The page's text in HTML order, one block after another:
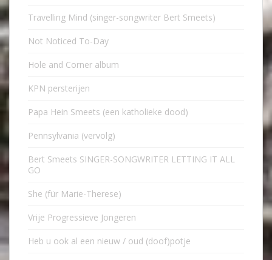
Travelling Mind (singer-songwriter Bert Smeets)
Not Noticed To-Day
Hole and Corner album
KPN persterijen
Papa Hein Smeets (een katholieke dood)
Pennsylvania (vervolg)
Bert Smeets SINGER-SONGWRITER LETTING IT ALL
GO
She (für Marie-Therese)
Vrije Progressieve Jongeren
Heb u ook al een nieuw / oud (doof)potje